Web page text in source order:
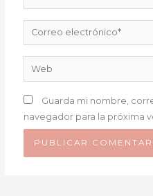
Correo
electrónico*
Web
Guarda mi nombre,
navegador para la próxima